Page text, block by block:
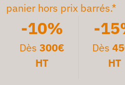
panier hors prix barrés.*
-10%
Dès300€
HT
-
Dès
HT